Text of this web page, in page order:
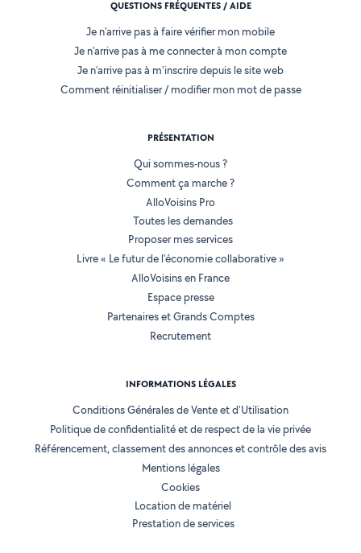
QUESTIONS FRÉQUENTES / AIDE
Je n'arrive pas à faire vérifier mon mobile
Je n'arrive pas à me connecter à mon compte
Je n'arrive pas à m'inscrire depuis le site web
Comment réinitialiser / modifier mon mot de passe
PRÉSENTATION
Qui sommes-nous ?
Comment ça marche ?
AlloVoisins Pro
Toutes les demandes
Proposer mes services
Livre « Le futur de l'économie collaborative »
AlloVoisins en France
Espace presse
Partenaires et Grands Comptes
Recrutement
INFORMATIONS LÉGALES
Conditions Générales de Vente et d'Utilisation
Politique de confidentialité et de respect de la vie privée
Référencement, classement des annonces et contrôle des avis
Mentions légales
Cookies
Location de matériel
Prestation de services